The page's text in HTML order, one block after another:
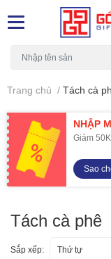
Trang chủ / Tách cà
NHẬP
Giảm
Sao
Tách cà phê
Sắp xếp: Thứ tự